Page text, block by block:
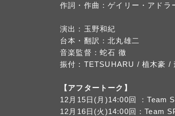
作詞・作曲：ゲイリー・アドラ
演出：玉野和紀
台本・翻訳：北丸雄二
音楽監督：蛇石 徹
振付：TETSUHARU / 植木豪 /
【アフタートーク】
12月15日(月)14:00回 ：Team
12月16日(火)14:00回：Team